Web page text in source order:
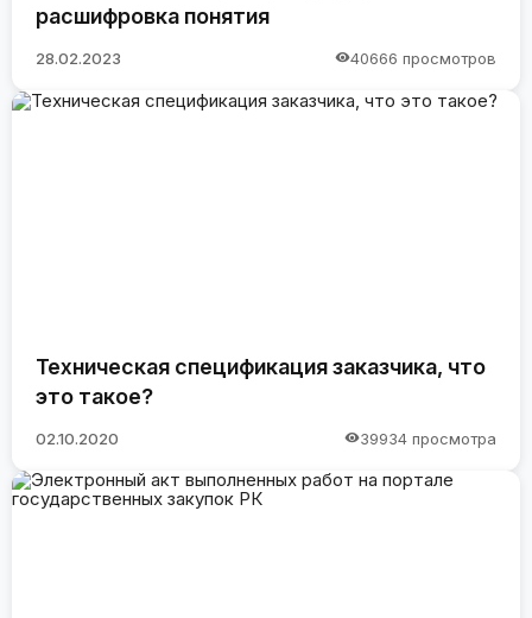
расшифровка понятия
28.02.2023 40666 просмотров
Техническая спецификация заказчика, что
это такое?
02.10.2020 39934 просмотра